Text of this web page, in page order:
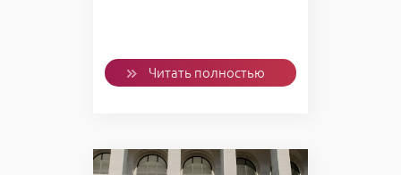
Читать полностью